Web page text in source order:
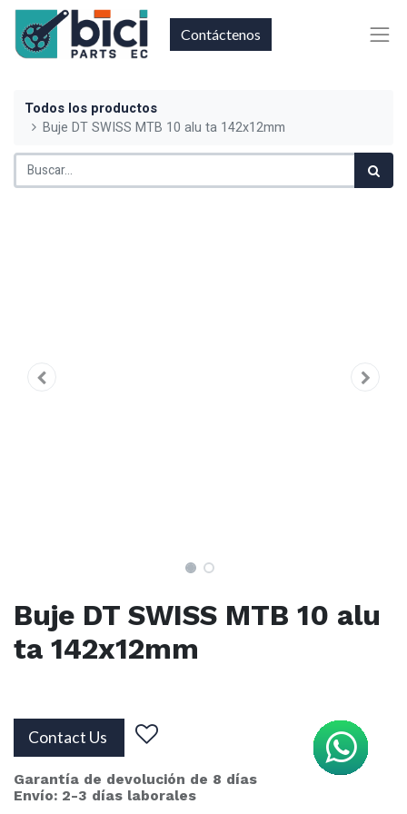
Contáctenos
Todos los productos
Buje DT SWISS MTB 10 alu ta 142x12mm
Buje DT SWISS MTB 10 alu
ta 142x12mm
Contact Us
Garantía de devolución de 8 días
Envío: 2-3 días laborales